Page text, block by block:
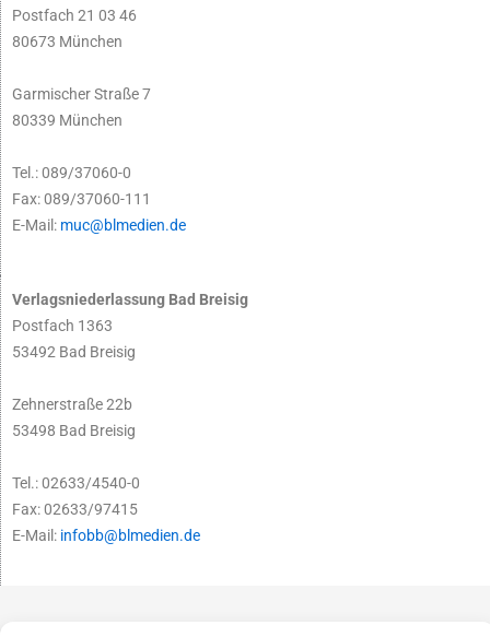
Postfach 21 03 46
80673 München
Garmischer Straße 7
80339 München
Tel.: 089/37060-0
Fax: 089/37060-111
E-Mail: muc@blmedien.de
Verlagsniederlassung Bad Breisig
Postfach 1363
53492 Bad Breisig
Zehnerstraße 22b
53498 Bad Breisig
Tel.: 02633/4540-0
Fax: 02633/97415
E-Mail: infobb@blmedien.de